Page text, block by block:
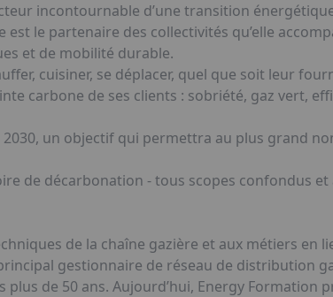
incontournable d’une transition
le partenaire des collectivités qu’elle
et de mobilité durable.
cuisiner, se déplacer, quel que soit leur
carbone de ses clients : sobriété, gaz vert,
un objectif qui permettra au plus grand
de décarbonation - tous scopes confondus
de la chaîne gazière et aux métiers en
gestionnaire de réseau de distribution
de 50 ans. Aujourd’hui, Energy Formation